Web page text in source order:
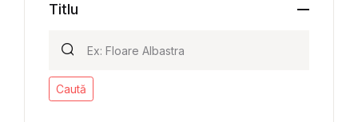
Titlu
Caută